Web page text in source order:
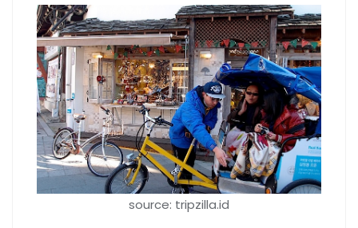
source: tripzilla.id